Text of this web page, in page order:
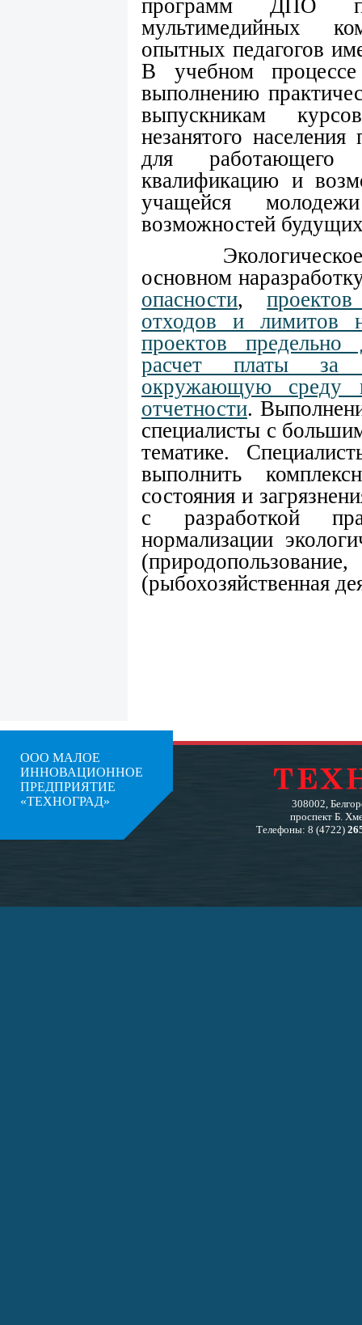
программ ДПО
мультимедийных
опытных педагогов
В учебном
выполнению
выпускникам
незанятого
для работающего
квалификацию и
учащейся
возможностей
Экологическое
основном
опасности,
отходов и
проектов
расчет платы за
окружающую среду
отчетности.
специалисты с
тематике.
выполнить
состояния и
с разработкой
нормализации
(рыбохозяйственная
ООО МАЛОЕ
ИННОВАЦИОННОЕ
ПРЕДПРИЯТИЕ
«ТЕХНОГРАД»
308002,
проспект Б.
Телефоны: 8 (4722)